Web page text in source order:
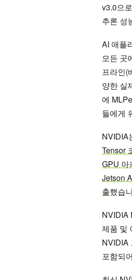
v3.0으
추론 성
AI 애플
모든 곳
프라인(
양한 실
에
들에게
NVIDIA
Tensor
GPU 아
Jetson
출했습
NVIDIA
제품 및
NVIDIA
포함되